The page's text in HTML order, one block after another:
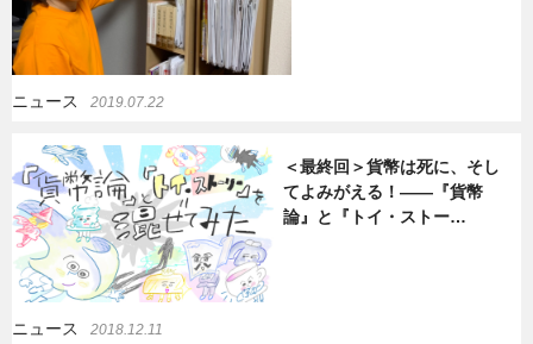
ニュース 2019.07.22
＜最終回＞貨幣は死に、そし
てよみがえる！――『貨幣
論』と『トイ・ストー…
ニュース 2018.12.11